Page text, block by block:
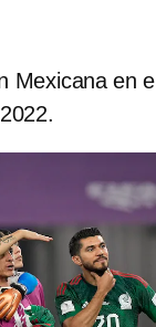
Mexicana en